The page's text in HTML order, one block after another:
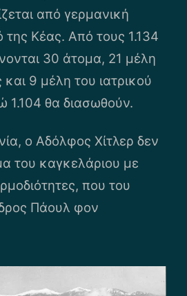
από γερμανική
Κέας. Από τους 1.134
30 άτομα, 21 μέλη
9 μέλη του ιατρικού
1.104 θα διασωθούν.
ο Αδόλφος Χίτλερ δεν
του καγκελάριου με
που του
Πάουλ φον